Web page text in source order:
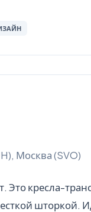
Москва (SVO)
кресла-
шторкой.